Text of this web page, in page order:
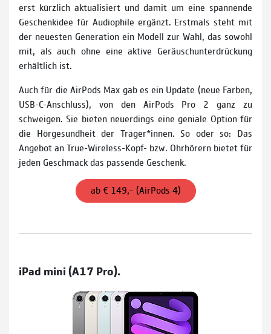
erst kürzlich aktualisiert und damit um eine spannende
Geschenkidee für Audiophile ergänzt. Erstmals steht mit
der neuesten Generation ein Modell zur Wahl, das sowohl
mit, als auch ohne eine aktive Geräuschunterdrückung
erhältlich ist.
Auch für die AirPods Max gab es ein Update (neue Farben,
USB-C-Anschluss), von den AirPods Pro 2 ganz zu
schweigen. Sie bieten neuerdings eine geniale Option für
die Hörgesundheit der Träger*innen. So oder so: Das
Angebot an True-Wireless-Kopf- bzw. Ohrhörern bietet für
jeden Geschmack das passende Geschenk.
ab € 149,– (AirPods 4)
iPad mini (A17 Pro).